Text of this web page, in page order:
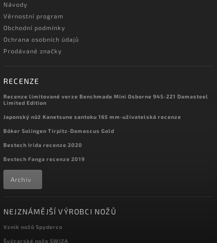
Návody
Věrnostní program
Obchodní podmínky
Ochrana osobních údajů
Prodávané značky
RECENZE
Recenze limitované verze Benchmade Mini Osborne 945-221 Damasteel
Limited Edition
Japonský nůž Kanetsune santoku 165 mm-uživatelská recenze
Böker Solingen Tirpitz-Damascus Gold
Bestech Irida recenze 2020
Bestech Fanga recenze 2019
Archiv
NEJZNÁMĚJŠÍ VÝROBCI NOŽŮ
Vznik nožů Spyderco
Švýcarské nože SWIZA